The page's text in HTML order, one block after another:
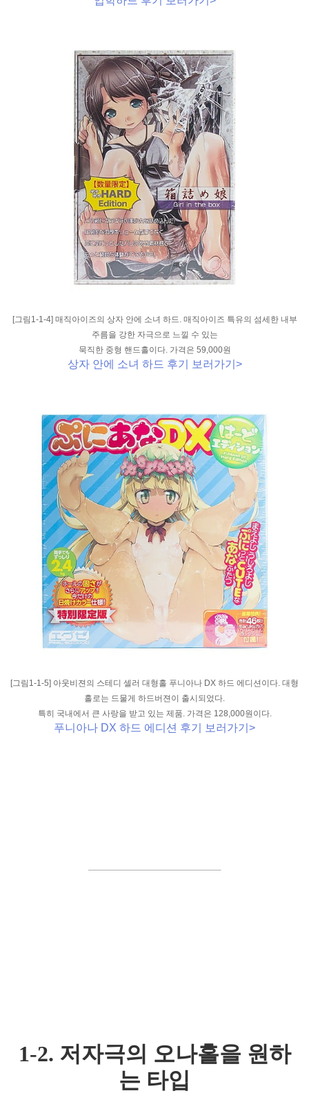
[그림1-1-4] 매직아이즈의 상자 안에 소녀 하드. 매직아이즈 특유의 섬세한 내부
주름을 강한 자극으로 느낄 수 있는
묵직한 중형 핸드홀이다. 가격은 59,000원
상자 안에 소녀 하드 후기 보러가기>
[그림1-1-5] 아웃비젼의 스테디 셀러 대형홀 푸니아나 DX 하드 에디션이다. 대형
홀로는 드물게 하드버젼이 출시되었다.
특히 국내에서 큰 사랑을 받고 있는 제품. 가격은 128,000원이다.
푸니아나 DX 하드 에디션 후기 보러가기>
1-2. 저자극의 오나홀을 원하
는 타입